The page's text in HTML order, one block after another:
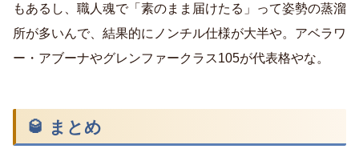
もあるし、職人魂で「素のまま届けたる」って姿勢の蒸溜
所が多いんで、結果的にノンチル仕様が大半や。アベラワ
ー・アブーナやグレンファークラス105が代表格やな。
🥃 まとめ